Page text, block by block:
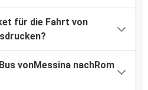
für die Fahrt von
vonMessina nachRom